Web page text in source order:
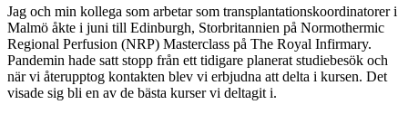
Jag och min kollega som arbetar som transplantationskoordinatorer i
Malmö åkte i juni till Edinburgh, Storbritannien på Normothermic
Regional Perfusion (NRP) Masterclass på The Royal Infirmary.
Pandemin hade satt stopp från ett tidigare planerat studiebesök och
när vi återupptog kontakten blev vi erbjudna att delta i kursen. Det
visade sig bli en av de bästa kurser vi deltagit i.